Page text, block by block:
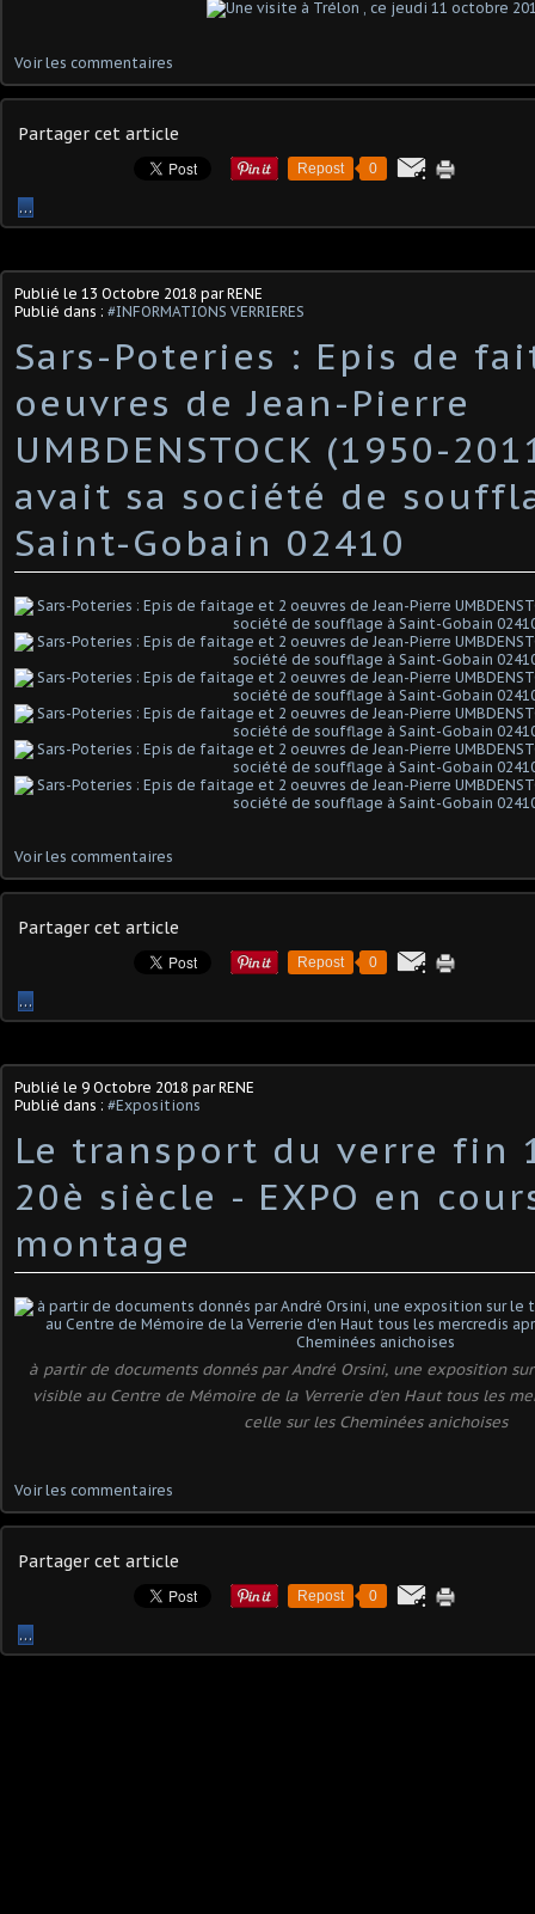
Voir les commentaires
Partager cet article
Repost 0
…
Publié le 13 Octobre 2018 par RENE
Publié dans : #INFORMATIONS VERRIERES
Sars-Poteries : Epis de
oeuvres de Jean-Pierre
UMBDENSTOCK (1950-
avait sa société de
Saint-Gobain 02410
Voir les commentaires
Partager cet article
Repost 0
…
Publié le 9 Octobre 2018 par RENE
Publié dans : #Expositions
Le transport du verre fin
20è siècle - EXPO en
montage
à partir de documents donnés par André Orsini, une exposition
visible au Centre de Mémoire de la Verrerie d'en Haut tous les
celle sur les Cheminées anichoises
Voir les commentaires
Partager cet article
Repost 0
…